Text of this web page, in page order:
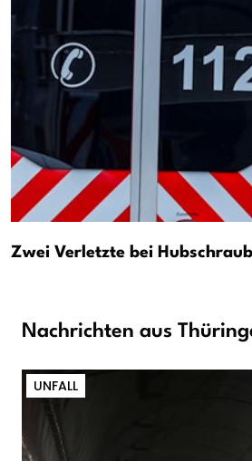
Zwei Verletzte bei
Nachrichten aus
UNFALL